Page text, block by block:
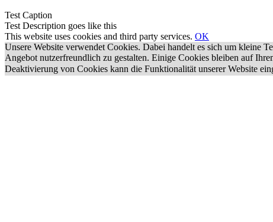
Test Caption
Test Description goes like this
This website uses cookies and third party services. OK
Unsere Website verwendet Cookies. Dabei handelt es sich um kleine
Angebot nutzerfreundlich zu gestalten. Einige Cookies bleiben auf
Deaktivierung von Cookies kann die Funktionalität unserer Website